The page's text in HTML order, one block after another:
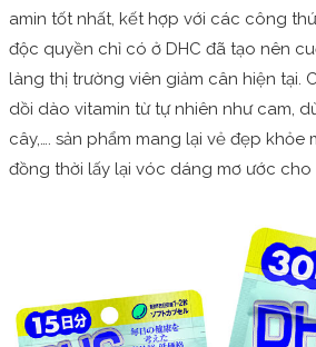
amin tốt nhất, kết hợp với các công
độc quyền chỉ có ở DHC đã tạo nên
làng thị trường viên giảm cân hiện tại.
dồi dào vitamin từ tự nhiên như cam,
cây,…. sản phẩm mang lại vẻ đẹp khỏe
đồng thời lấy lại vóc dáng mơ ước cho